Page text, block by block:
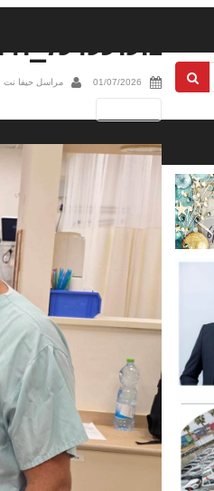
734591512_1505611154913141_1152226118456032112_n
01/07/2026 مراسل حيفا نت